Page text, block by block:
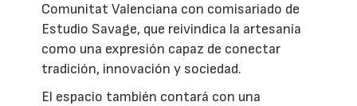
Comunitat Valenciana con comisariado de
Estudio Savage, que reivindica la artesanía
como una expresión capaz de conectar
tradición, innovación y sociedad.
El espacio también contará con una